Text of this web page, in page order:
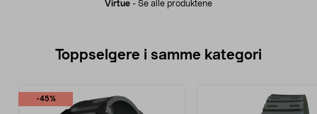
Virtue - Se alle produktene
Toppselgere i samme kategori
-45%